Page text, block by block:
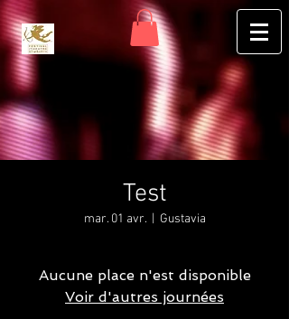
Test
mar. 01 avr.
  |
Gustavia
Aucune place n'est disponible
Voir d'autres journées